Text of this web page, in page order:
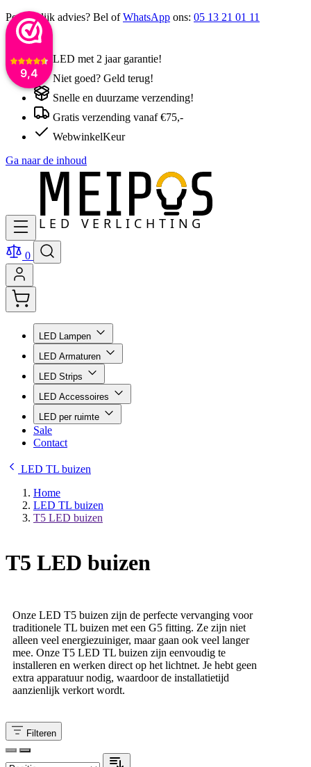
9,4
Persoonlijk advies? Bel ofWhatsApp ons: 05 13 21 01 11
LED met 2 jaar garantie!
Niet goed? Geld terug!
Snelle en duurzame verzending!
Gratis verzending vanaf €75,-
WebwinkelKeur
Ga naar de inhoud
0
LED Lampen
LED Armaturen
LED Strips
LED Accessoires
LED per ruimte
Sale
Contact
LED TL buizen
Home
LED TL buizen
T5 LED buizen
T5 LED buizen
Onze LED T5 buizen zijn de perfecte vervanging voor
traditionele TL buizen met een G5 fitting. Ze zijn niet
alleen veel energiezuiniger, maar gaan ook veel langer
mee. Onze T5 LED TL buizen zijn eenvoudig te
installeren en werken direct op het lichtnet. Je hebt geen
extra apparatuur nodig, waardoor de installatietijd
aanzienlijk verkort wordt.
Filteren